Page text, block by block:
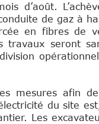
d’août.
de gaz à
en fibres de
travaux seront
mesures afin de
du site
Les